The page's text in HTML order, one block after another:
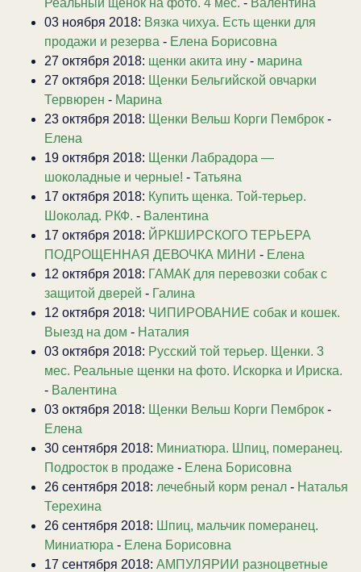
03 ноября 2018: Вязка чихуа. Есть щенки для
продажи и резерва - Елена Борисовна
27 октября 2018: щенки акита ину - марина
27 октября 2018: Щенки Бельгийской овчарки
Тервюрен - Марина
23 октября 2018: Щенки Вельш Корги Пемброк -
Елена
19 октября 2018: Щенки Лабрадора —
шоколадные и черные! - Татьяна
17 октября 2018: Купить щенка. Той-терьер.
Шоколад. РКФ. - Валентина
17 октября 2018: ЙРКШИРСКОГО ТЕРЬЕРА
ПОДРОЩЕННАЯ ДЕВОЧКА МИНИ - Елена
12 октября 2018: ГАМАК для перевозки собак с
защитой дверей - Галина
12 октября 2018: ЧИПИРОВАНИЕ собак и кошек.
Выезд на дом - Наталия
03 октября 2018: Русский той терьер. Щенки. 3
мес. Реальные щенки на фото. Искорка и Ириска.
- Валентина
03 октября 2018: Щенки Вельш Корги Пемброк -
Елена
30 сентября 2018: Миниатюра. Шпиц, померанец.
Подросток в продаже - Елена Борисовна
26 сентября 2018: лечебный корм ренал - Наталья
Терехина
26 сентября 2018: Шпиц, мальчик померанец.
Миниатюра - Елена Борисовна
17 сентября 2018: АМПУЛЯРИИ разноцветные